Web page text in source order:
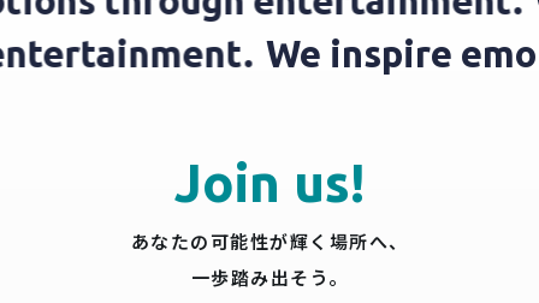
entertainment. We inspire
Join us!
あなたの可能性が輝く場所へ、
一歩踏み出そう。